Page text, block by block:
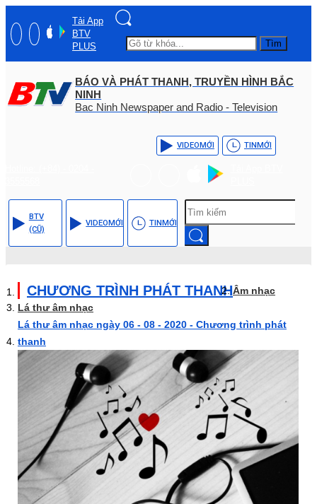
Tải App
BTV
PLUS
Tìm
BÁO VÀ PHÁT THANH, TRUYỀN HÌNH BẮC
NINH
Bac Ninh Newspaper and Radio - Television
VIDEOMỚI TINMỚI
BTV
(CŨ)
VIDEOMỚI TINMỚI
CHƯƠNG TRÌNH PHÁT THANHÂm nhạc
Lá thư âm nhạc
Lá thư âm nhạc ngày 06 - 08 - 2020 - Chương trình phát
thanh